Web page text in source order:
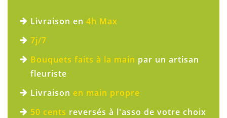
Livraison en 4h Max
7j/7
Bouquets faits à la main par un artisan
fleuriste
Livraison en main propre
50 cents reversés à l'asso de votre choix